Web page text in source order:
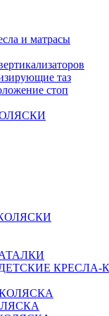
и матрасы
таз
стоп
КРЕСЛА-